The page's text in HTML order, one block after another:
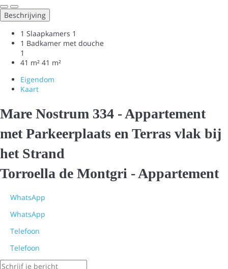
Beschrijving
1 Slaapkamers 1
1 Badkamer met douche
1
41 m² 41 m²
Eigendom
Kaart
Mare Nostrum 334 - Appartement
met Parkeerplaats en Terras vlak bij
het Strand
Torroella de Montgri -Appartement
WhatsApp
WhatsApp
Telefoon
Telefoon